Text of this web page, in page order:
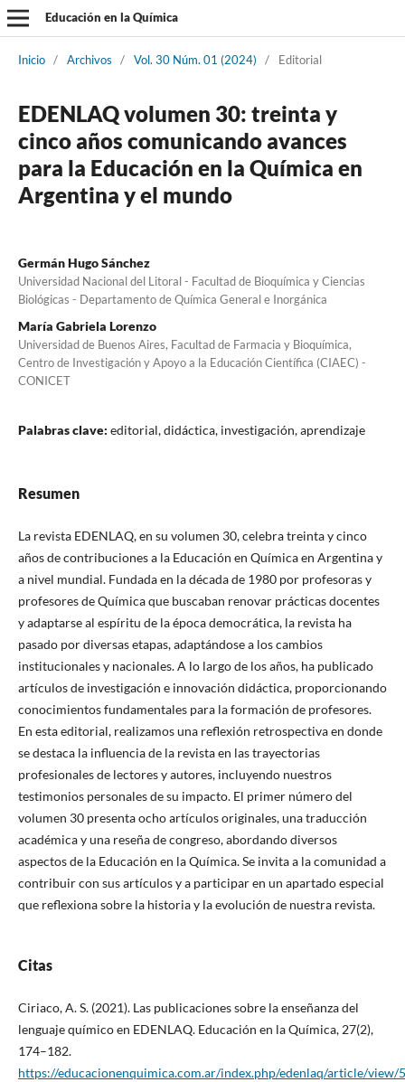
Educación en la Química
Inicio / Archivos / Vol. 30 Núm. 01 (2024) / Editorial
EDENLAQ volumen 30: treinta y
cinco años comunicando avances
para la Educación en la Química en
Argentina y el mundo
Germán Hugo Sánchez
Universidad Nacional del Litoral - Facultad de Bioquímica y Ciencias
Biológicas - Departamento de Química General e Inorgánica
María Gabriela Lorenzo
Universidad de Buenos Aires, Facultad de Farmacia y Bioquímica,
Centro de Investigación y Apoyo a la Educación Científica (CIAEC) -
CONICET
Palabras clave: editorial, didáctica, investigación, aprendizaje
Resumen
La revista EDENLAQ, en su volumen 30, celebra treinta y cinco
años de contribuciones a la Educación en Química en Argentina y
a nivel mundial. Fundada en la década de 1980 por profesoras y
profesores de Química que buscaban renovar prácticas docentes
y adaptarse al espíritu de la época democrática, la revista ha
pasado por diversas etapas, adaptándose a los cambios
institucionales y nacionales. A lo largo de los años, ha publicado
artículos de investigación e innovación didáctica, proporcionando
conocimientos fundamentales para la formación de profesores.
En esta editorial, realizamos una reflexión retrospectiva en donde
se destaca la influencia de la revista en las trayectorias
profesionales de lectores y autores, incluyendo nuestros
testimonios personales de su impacto. El primer número del
volumen 30 presenta ocho artículos originales, una traducción
académica y una reseña de congreso, abordando diversos
aspectos de la Educación en la Química. Se invita a la comunidad a
contribuir con sus artículos y a participar en un apartado especial
que reflexiona sobre la historia y la evolución de nuestra revista.
Citas
Ciriaco, A. S. (2021). Las publicaciones sobre la enseñanza del
lenguaje químico en EDENLAQ. Educación en la Química, 27(2),
174–182.
https://educacionenquimica.com.ar/index.php/edenlaq/article/view/